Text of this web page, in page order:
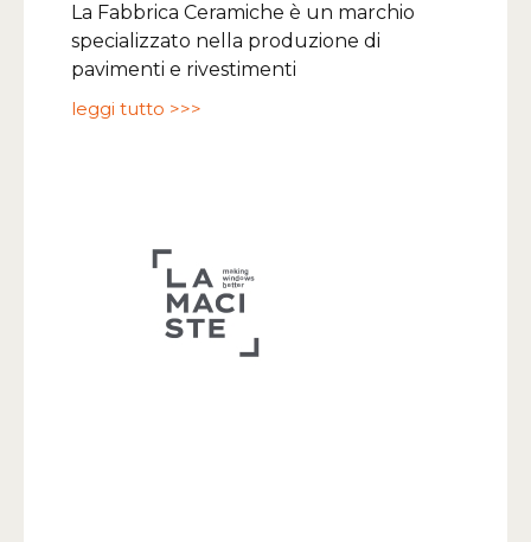
La Fabbrica Ceramiche è un marchio
specializzato nella produzione di
pavimenti e rivestimenti
leggi tutto >>>